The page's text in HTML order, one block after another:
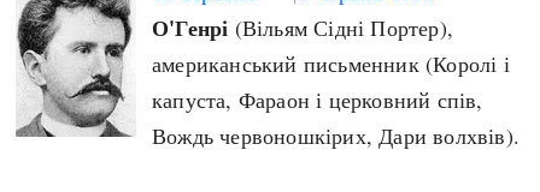
О'Генрі (Вільям Сідні Портер),
американський письменник (Королі і
капуста, Фараон і церковний спів,
Вождь червоношкірих, Дари волхвів).